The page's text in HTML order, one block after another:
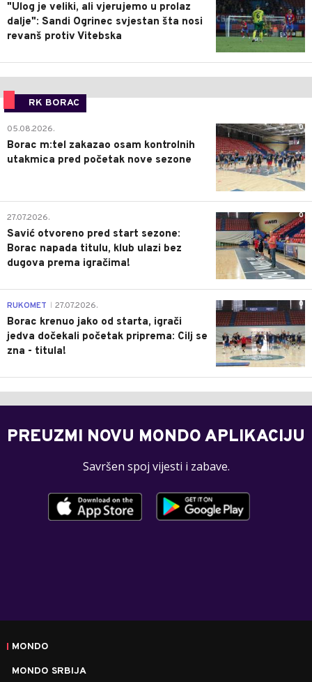
"Ulog je veliki, ali vjerujemo u prolaz
dalje": Sandi Ogrinec svjestan šta nosi
revanš protiv Vitebska
RK BORAC
0
05.08.2026.
Borac m:tel zakazao osam kontrolnih
utakmica pred početak nove sezone
0
27.07.2026.
Savić otvoreno pred start sezone:
Borac napada titulu, klub ulazi bez
dugova prema igračima!
0
RUKOMET 27.07.2026.
Borac krenuo jako od starta, igrači
jedva dočekali početak priprema: Cilj se
zna - titula!
PREUZMI NOVU MONDO APLIKACIJU
Savršen spoj vijesti i zabave.
MONDO
MONDO SRBIJA